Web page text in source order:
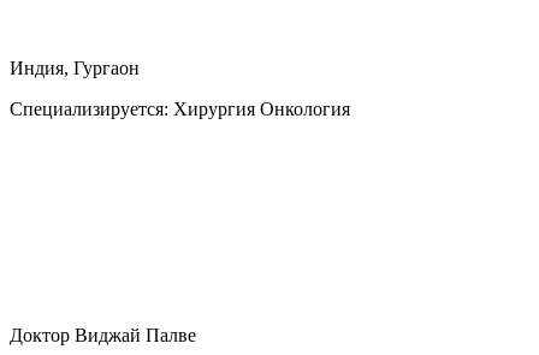
Индия, Гургаон
Специализируется: Хирургия Онкология
Доктор Виджай Палве